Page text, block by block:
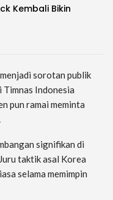
Kembali Bikin
sorotan publik
Indonesia
pun ramai meminta
signifikan di
taktik asal Korea
selama memimpin